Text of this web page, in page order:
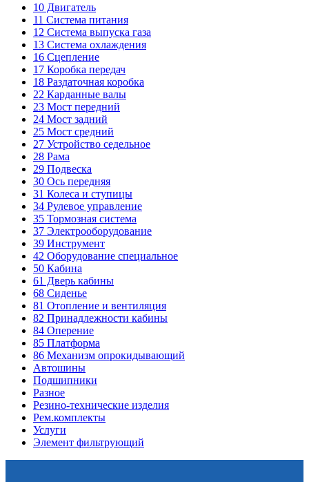
10 Двигатель
11 Система питания
12 Система выпуска газа
13 Система охлаждения
16 Сцепление
17 Коробка передач
18 Раздаточная коробка
22 Карданные валы
23 Мост передний
24 Мост задний
25 Мост средний
27 Устройство седельное
28 Рама
29 Подвеска
30 Ось передняя
31 Колеса и ступицы
34 Рулевое управление
35 Тормозная система
37 Электрооборудование
39 Инструмент
42 Оборудование специальное
50 Кабина
61 Дверь кабины
68 Сиденье
81 Отопление и вентиляция
82 Принадлежности кабины
84 Оперение
85 Платформа
86 Механизм опрокидывающий
Автошины
Подшипники
Разное
Резино-технические изделия
Рем.комплекты
Услуги
Элемент фильтрующий